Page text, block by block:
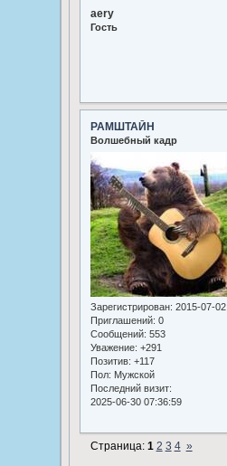
aery
Гость
РАМШТАЙН
Волшебный кадр
Зарегистрирован: 2015-07-02
Приглашений: 0
Сообщений: 553
Уважение: +291
Позитив: +117
Пол: Мужской
Последний визит:
2025-06-30 07:36:59
Страница: 1 2 3 4 »